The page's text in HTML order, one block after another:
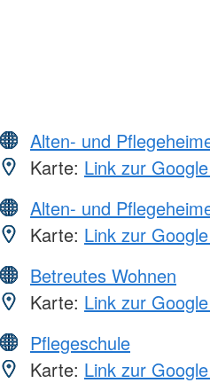
Alten- und
Karte: Link zur
Alten- und
Karte: Link zur
Betreutes Wohnen
Karte: Link zur
Pflegeschule
Karte: Link zur